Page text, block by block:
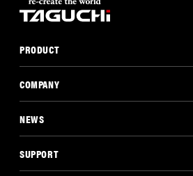
PRODUCT
COMPANY
NEWS
SUPPORT